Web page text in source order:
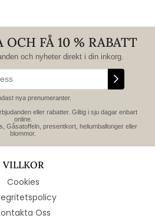
OCH FÅ 10 % RABATT
och nyheter direkt i din inkorg.
nya prenumeranter.
eller rabatter. Giltig i sju dagar enbart
online.
Gåsatoffeln, presentkort, heliumballonger eller
blommor.
VILLKOR
Cookies
Oss